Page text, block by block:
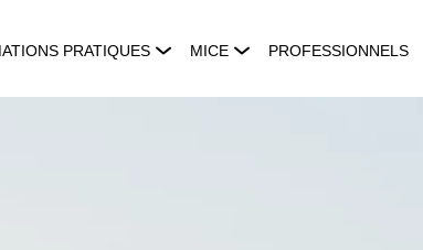
PRATIQUES MICE PROFESSIONNELS